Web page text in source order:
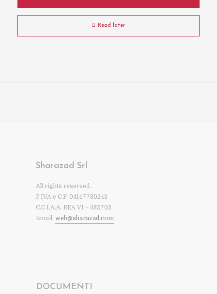
Read later
Sharazad Srl
All rights reserved.
P.IVA e C.F. 04147780243
C.C.I.A.A. REA VI – 382702
Email: web@sharazad.com
DOCUMENTI